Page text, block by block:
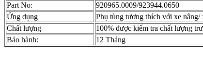
Part No:
920965.0009/923944.0650
Ứng dụng
Phụ tùng tương thích với xe
Chất lượng
100% được kiểm tra chất lượng
Bảo hành:
12 Tháng